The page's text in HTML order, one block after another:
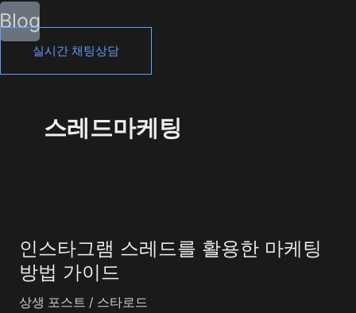
Blog
실시간 채팅상담
스레드마케팅
인스타그램 스레드를 활용한 마케팅
방법 가이드
상생 포스트 / 스타로드
타
그
램
스